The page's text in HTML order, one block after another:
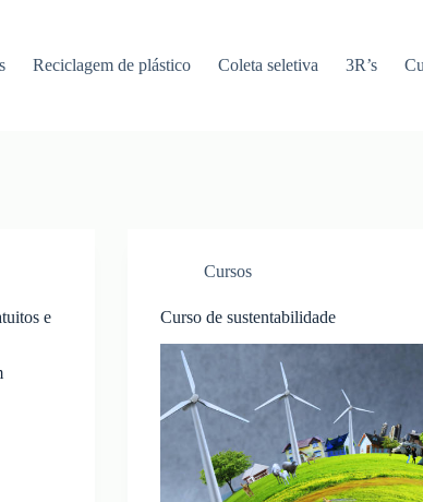
Reciclagem de plástico Coleta seletiva 3R’s
e
Cursos
Curso de sustentabilidade